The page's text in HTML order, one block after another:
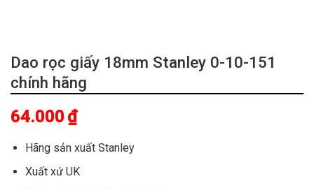
Dao rọc giấy 18mm Stanley 0-10-151
chính hãng
64.000 ₫
Hãng sản xuất Stanley
Xuất xứ UK